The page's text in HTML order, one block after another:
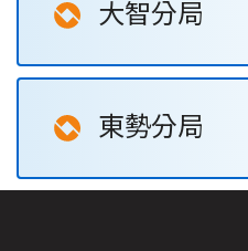
大智分局
東勢分局